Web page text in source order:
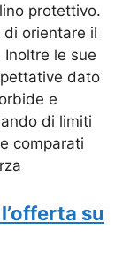
protettivo.
di orientare il
le sue
dato
e
di limiti
comparati
su